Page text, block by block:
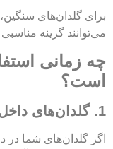
برای گلدان‌های سنگین،
می‌توانند گزینه مناسبی
چه زمانی
است؟
1. گلدان‌های داخل خانه
اگر گلدان‌های شما در